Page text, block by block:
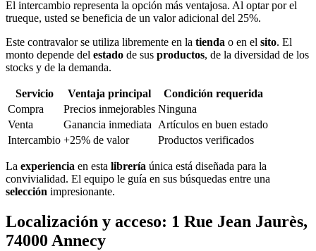
El intercambio representa la opción más ventajosa. Al optar por el
trueque, usted se beneficia de un valor adicional del 25%.
Este contravalor se utiliza libremente en la tienda o en el sito. El
monto depende del estado de sus productos, de la diversidad de los
stocks y de la demanda.
Servicio Ventaja principal
Condición requerida
Compra
Precios inmejorables Ninguna
Venta
Ganancia inmediata
Artículos en buen estado
Intercambio +25% de valor Productos verificados
La experiencia en esta librería única está diseñada para la
convivialidad. El equipo le guía en sus búsquedas entre una
selección impresionante.
Localización y acceso: 1 Rue Jean Jaurès,
74000 Annecy